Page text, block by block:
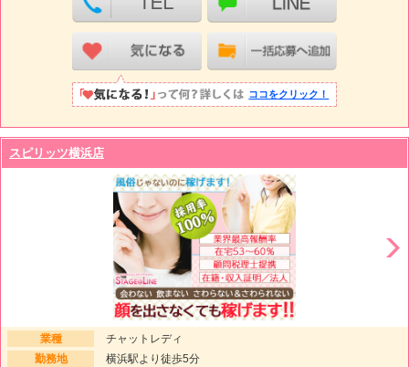
ココをクリック！
スピリッツ横浜店
業種
チャットレディ
勤務地
横浜駅より徒歩5分